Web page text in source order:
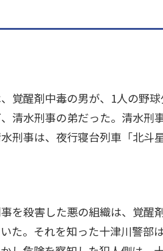
覚醒剤中毒の男が、1人の野
清水刑事の弟だった。清水刑
刑事は、夜行寝台列車「北
を殺害した悪の組織は、覚醒
た。それを知った十津川警部